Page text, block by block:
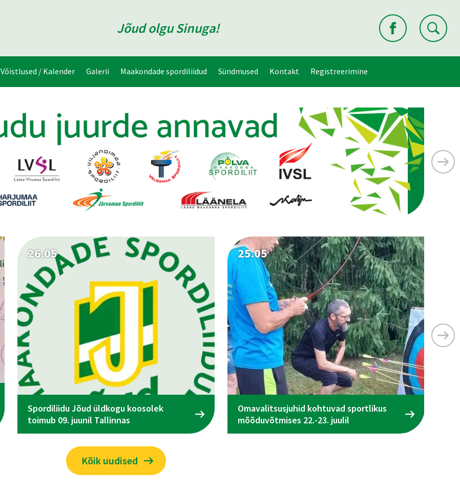
Jõud olgu Sinuga!
Võistlused / Kalender Galerii Maakondade spordiliidud Sündmused Kontakt Registreerimine
26.05
Spordiliidu Jõud üldkogu koosolek
toimub 09. juunil Tallinnas
25.05
Omavalitsusjuhid kohtuvad sportlikus
mõõduvõtmises 22.-23. juulil
Kõik uudised